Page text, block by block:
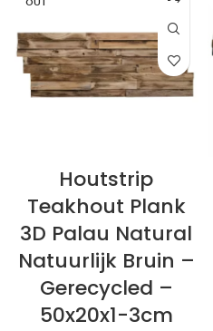
Houtstrip
Teakhout Plank
3D Palau Natural
Natuurlijk Bruin –
Gerecycled –
50x20x1-3cm